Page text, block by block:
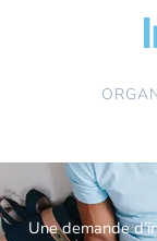
Une demande